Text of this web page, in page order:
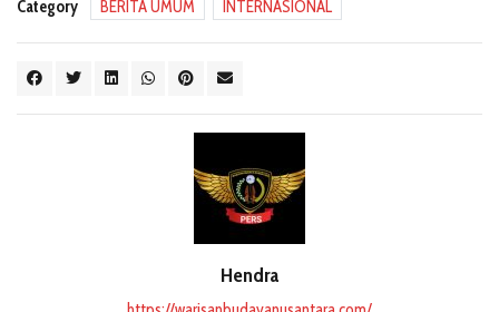
Category BERITA UMUM INTERNASIONAL
Hendra